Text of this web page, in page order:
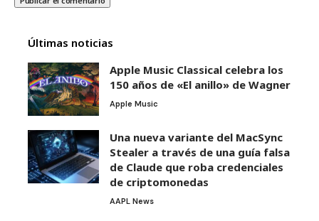
Últimas noticias
Apple Music Classical celebra los
150 años de «El anillo» de Wagner
Apple Music
Una nueva variante del MacSync
Stealer a través de una guía falsa
de Claude que roba credenciales
de criptomonedas
AAPL News